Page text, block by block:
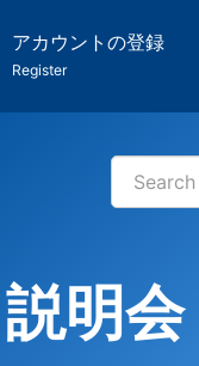
アカウントの登録
Register
検
Search
明会